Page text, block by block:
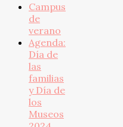
Campus
de
verano
Agenda:
Día de
las
familias
y Día de
los
Museos